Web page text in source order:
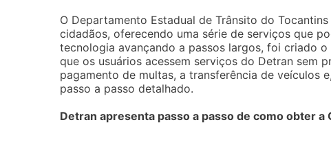
O Departamento Estadual de Trânsito do
cidadãos, oferecendo uma série de serviços que
tecnologia avançando a passos largos, foi criado
que os usuários acessem serviços do Detran sem
pagamento de multas, a transferência de veículos
passo a passo detalhado.
Detran apresenta passo a passo de como obter a